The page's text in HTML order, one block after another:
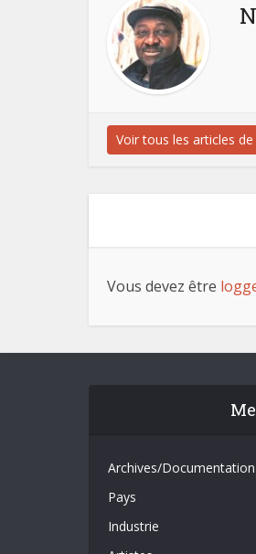
Voir tous les articles
Vous devez être
Archives/Documentation
Pays
Industrie